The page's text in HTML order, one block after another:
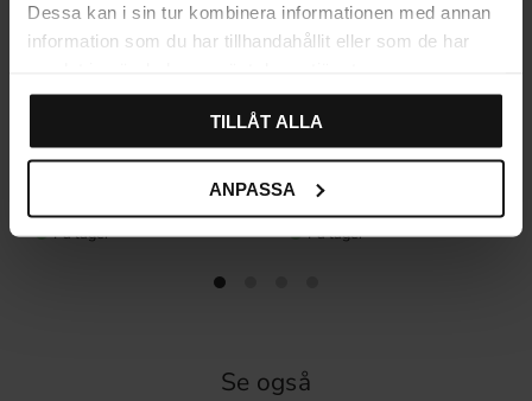
Dessa kan i sin tur kombinera informationen med annan
information som du har tillhandahållit eller som de har
TILLÅT ALLA
ANPASSA
Ticka Standard-skabsregel i
På lager
Snabelgreb med låseknage
100 KR
På lager
Se også